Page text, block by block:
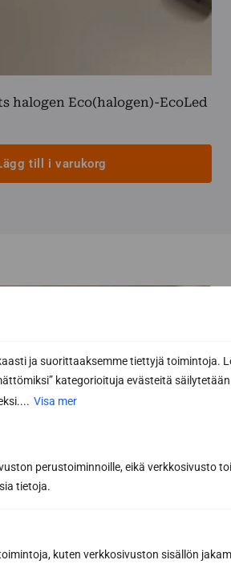
ja suorittaaksemme tiettyjä toimintoja.
kategorioituja evästeitä säilytetään
Visa mer
perustoiminnoille, eikä verkkosivusto
tietoja.
kuten verkkosivuston sisällön
halogen Eco(halogen)-EcoLed
till i varukorg